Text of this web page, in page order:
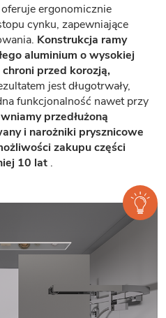
ergonomicznie
cynku, zapewniające
Konstrukcja ramy
aluminium o wysokiej
przed korozją,
jest długotrwały,
funkcjonalność nawet przy
przedłużoną
i narożniki prysznicowe
zakupu części
10 lat .